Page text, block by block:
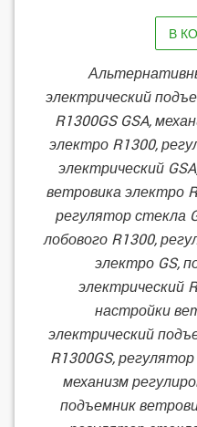
В
электрический
R1300GS GSA,
электро R1300,
электрический
ветровика электро
регулятор стекла
лобового R1300,
электро GS,
электрический
настройки
электрический
R1300GS,
механизм
подъемник